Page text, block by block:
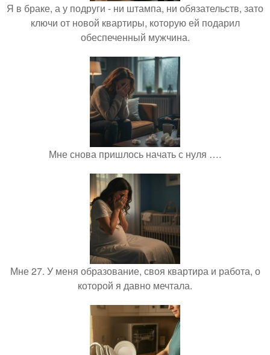
Я в браке, а у подруги - ни штампа, ни обязательств, зато
ключи от новой квартиры, которую ей подарил
обеспеченный мужчина.
Мне снова пришлось начать с нуля ….
Мне 27. У меня образование, своя квартира и работа, о
которой я давно мечтала.